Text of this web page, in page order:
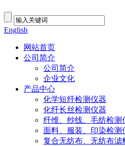
English
网站首页
公司简介
公司简介
企业文化
产品中心
化学短纤检测仪器
化纤长丝检测仪器
纤维、纱线、毛纺检测
面料、服装、印染检测
复合无纺布、无纺布滤